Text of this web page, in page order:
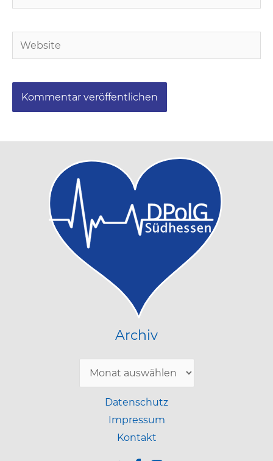
Mail-
Website
Archiv
Archiv
Datenschutz
Impressum
Kontakt